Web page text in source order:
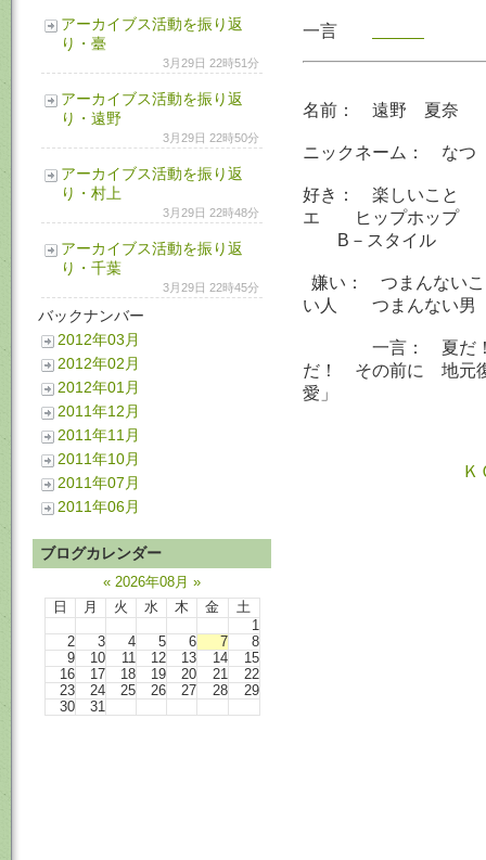
一言
名前： 遠野 夏奈
ニックネーム： なつ
好き： 楽しいこ
エ ヒップホッ
B－スタイル
嫌い： つまんな
い人 つまんな
一言： 夏だ！
だ！ その前に 地
愛」
アーカイブス活動を振り返
り・臺
3月29日 22時51分
アーカイブス活動を振り返
り・遠野
3月29日 22時50分
アーカイブス活動を振り返
り・村上
3月29日 22時48分
アーカイブス活動を振り返
り・千葉
3月29日 22時45分
バックナンバー
2012年03月
2012年02月
2012年01月
2011年12月
2011年11月
2011年10月
2011年07月
2011年06月
ブログカレンダー
« 2026年08月 »
日
月 火 水 木 金
土
1
2
3 4 5 6 7
8
9
10 11 12 13 14
15
16
17 18 19 20 21
22
23
24 25 26 27 28
29
30
31